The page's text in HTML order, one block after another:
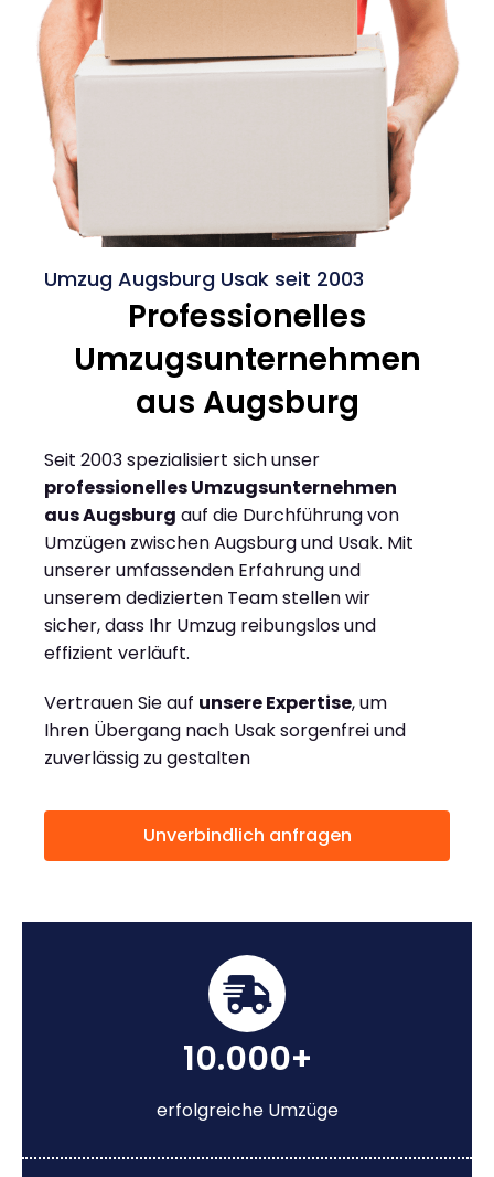
Umzug Augsburg Usak seit 2003
Professionelles
Umzugsunternehmen
aus Augsburg
Seit 2003 spezialisiert sich unser
professionelles Umzugsunternehmen
aus Augsburg auf die Durchführung von
Umzügen zwischen Augsburg und Usak. Mit
unserer umfassenden Erfahrung und
unserem dedizierten Team stellen wir
sicher, dass Ihr Umzug reibungslos und
effizient verläuft.
Vertrauen Sie auf unsere Expertise, um
Ihren Übergang nach Usak sorgenfrei und
zuverlässig zu gestalten
Unverbindlich anfragen
10.000+
erfolgreiche Umzüge